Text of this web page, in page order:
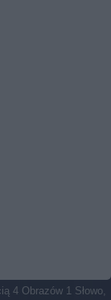
4 Obrazów 1 Słowo,